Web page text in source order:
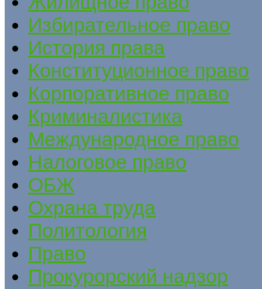
Избирательное право
История права
Конституционное право
Корпоративное право
Криминалистика
Международное право
Налоговое право
ОБЖ
Охрана труда
Политология
Право
Прокурорский надзор